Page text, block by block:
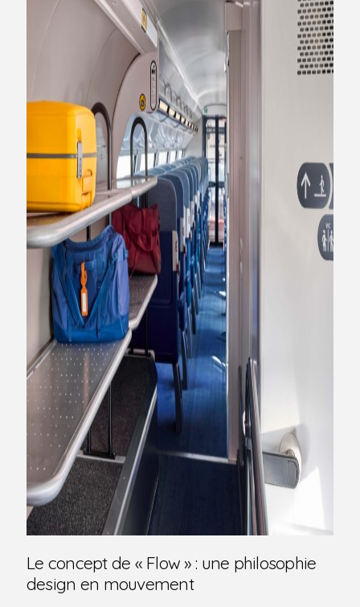
Le concept de « Flow » : une philosophie
design en mouvement